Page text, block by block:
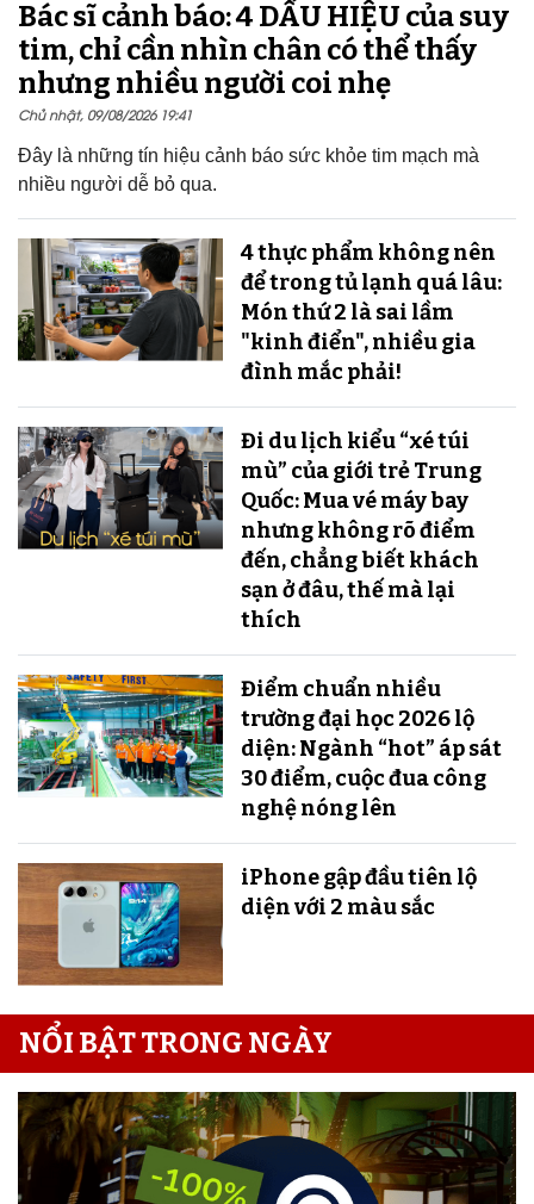
Bác sĩ cảnh báo: 4 DẤU HIỆU của suy
tim, chỉ cần nhìn chân có thể thấy
nhưng nhiều người coi nhẹ
Chủ nhật, 09/08/2026 19:41
Đây là những tín hiệu cảnh báo sức khỏe tim mạch mà
nhiều người dễ bỏ qua.
4 thực phẩm không nên
để trong tủ lạnh quá lâu:
Món thứ 2 là sai lầm
"kinh điển", nhiều gia
đình mắc phải!
Đi du lịch kiểu “xé túi
mù” của giới trẻ Trung
Quốc: Mua vé máy bay
nhưng không rõ điểm
đến, chẳng biết khách
sạn ở đâu, thế mà lại
thích
Điểm chuẩn nhiều
trường đại học 2026 lộ
diện: Ngành “hot” áp sát
30 điểm, cuộc đua công
nghệ nóng lên
iPhone gập đầu tiên lộ
diện với 2 màu sắc
NỔI BẬT TRONG NGÀY